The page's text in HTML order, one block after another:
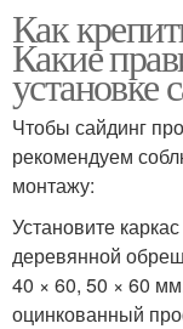
Как
Какие
установке
Чтобы сайдинг
рекомендуем
монтажу:
Установите
деревянной
40 × 60, 50 × 60
оцинкованный